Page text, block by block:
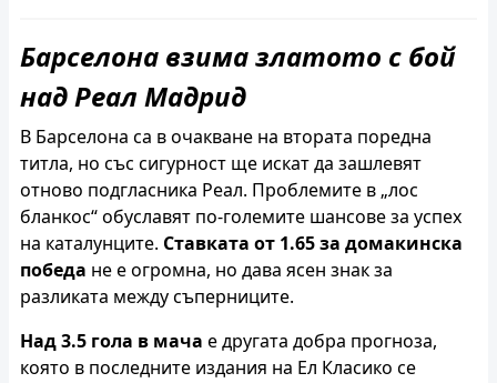
Барселона взима златото с бой
над Реал Мадрид
В Барселона са в очакване на втората поредна
титла, но със сигурност ще искат да зашлевят
отново подгласника Реал. Проблемите в „лос
бланкос“ обуславят по-големите шансове за успех
на каталунците. Ставката от 1.65 за домакинска
победа не е огромна, но дава ясен знак за
разликата между съперниците.
Над 3.5 гола в мача е другата добра прогноза,
която в последните издания на Ел Класико се